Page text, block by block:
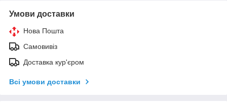
Умови доставки
Нова Пошта
Самовивіз
Доставка кур'єром
Всі умови доставки